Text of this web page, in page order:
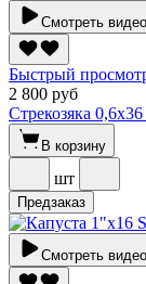
Смотреть видео
Быстрый
2 800 руб
Стрекозяка
В корзину
шт
Предзаказ
Смотреть видео